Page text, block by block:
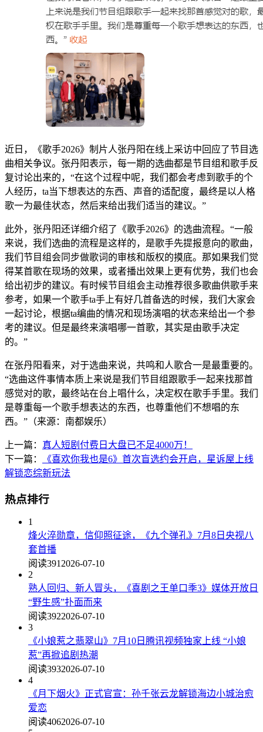
近日，《歌手2026》制片人张丹阳在线上采访中回应了节目选
曲相关争议。张丹阳表示，每一期的选曲都是节目组和歌手反
复讨论出来的，“在这个过程中呢，我们都会考虑到歌手的个
人经历，ta当下想表达的东西、声音的适配度，最终是以人格
歌一为最佳状态，然后来给出我们适当的建议。”
此外，张丹阳还详细介绍了《歌手2026》的选曲流程。“一般
来说，我们选曲的流程是这样的，是歌手先提报意向的歌曲，
我们节目组会同步做歌词的审核和版权的摸底。那如果我们觉
得某首歌在现场的效果，或者播出效果上更有优势，我们也会
给出初步的建议。有时候节目组会主动推荐很多歌曲供歌手来
参考，如果一个歌手ta手上有好几首备选的时候，我们大家会
一起讨论，根据ta编曲的情况和现场演唱的状态来给出一个参
考的建议。但是最终来演唱哪一首歌，其实是由歌手决定
的。”
在张丹阳看来，对于选曲来说，共鸣和人歌合一是最重要的。
“选曲这件事情本质上来说是我们节目组跟歌手一起来找那首
感觉对的歌，最终站在台上唱什么，决定权在歌手手里。我们
是尊重每一个歌手想表达的东西，也尊重他们不想唱的东
西。”（来源：南都娱乐）
上一篇： 真人短剧付费日大盘已不足4000万！
下一篇：
《喜欢你我也是6》首次盲选约会开启，星诉屋上线
解锁恋综新玩法
热点排行
1
烽火淬勋章，信仰照征途，《九个弹孔》7月8日央视八
套首播
阅读391 2026-07-10
2
熟人回归、新人冒头，《喜剧之王单口季3》媒体开放日
“野生感”扑面而来
阅读3922026-07-10
3
《小娘惹之翡翠山》7月10日腾讯视频独家上线 “小娘
惹”再掀追剧热潮
阅读3932026-07-10
4
《月下烟火》正式官宣：孙千张云龙解锁海边小城治愈
爱恋
阅读4062026-07-10